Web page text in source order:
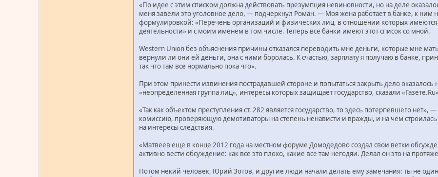
«По идее с этим списком должна действовать презумпция невиновности, но на деле
меня завели это уголовное дело, — подчеркнул Роман. — Моя жена работает в банке, к ним
формулировкой: «Перечень организаций и физических лиц, в отношении которых имеются
деятельности» и с моим именем в том числе. Теперь все банки имеют этот список со мной.
Western Union без объяснения причины отказался переводить мне деньги, которые мне
вернули ли они ей деньги, она с ними боролась. К счастью, зарплату я получаю в банке,
так что там все нормально пока что».
При этом принести извинения пострадавшей стороне и попытаться закрыть дело
«неопределенная группа лиц», интересы которых защищает государство, сказали
«Так как объектом преступления ст. 282 является государство, то здесь потерпевшего
комиссию, проверяющую демотиваторы на степень ненависти и вражды, и на чем строилась
на интересы следствия.
«Матвеев еще в конце 2012 года на местном форуме Домодедово создал свои ветки
активно вести обсуждение: как все это плохо, какие все там негодяи. Делал он это на
Потом некий человек, Юрий Зотов, и другие люди начали делать ему замечания: ты не один